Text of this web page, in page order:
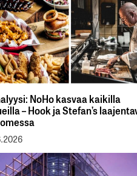
NoHo kasvaa kaikilla
– Hook ja Stefan’s